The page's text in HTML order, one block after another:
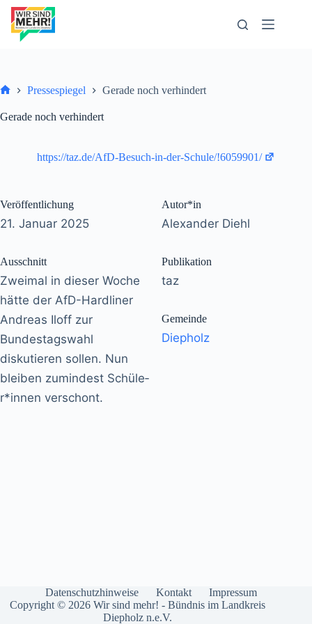
Zum
Inhalt
springen
Pressespiegel Gerade noch verhindert
Gerade noch verhindert
https://taz.de/AfD-Besuch-in-der-Schule/!6059901/
Veröffentlichung
21. Januar 2025
Ausschnitt
Zweimal in dieser Woche
hätte der AfD-Hardliner
Andreas Iloff zur
Bundestagswahl
diskutieren sollen. Nun
bleiben zumindest Schü­le­
r*in­nen verschont.
Autor*in
Alexander Diehl
Publikation
taz
Gemeinde
Diepholz
Datenschutzhinweise Kontakt
Impressum
Copyright © 2026 Wir sind mehr! - Bündnis im Landkreis
Diepholz n.e.V.